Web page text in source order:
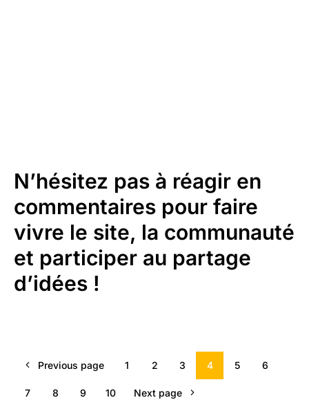
N’hésitez pas à réagir en
commentaires pour faire
vivre le site, la communauté
et participer au partage
d’idées !
Previous page 1 2 3 4 5 6
7 8 9 10 Next page